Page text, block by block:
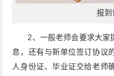
报到
2、一般老师会要求大家
息，还有与新单位签订协议
人身份证、毕业证交给老师